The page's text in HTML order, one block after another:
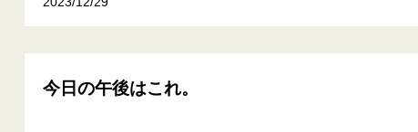
今日の午後はこれ。